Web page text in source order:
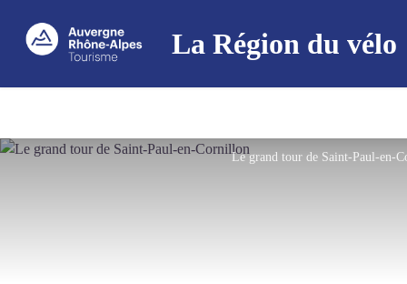
La Région du vélo
Le grand tour de Saint-Paul-en-